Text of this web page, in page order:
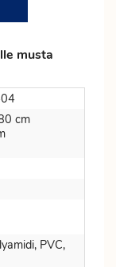
musta
cm
PVC,